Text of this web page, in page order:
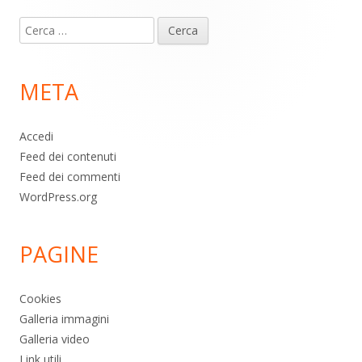
piè
pagina
Ricerca
per:
META
Accedi
Feed dei contenuti
Feed dei commenti
WordPress.org
PAGINE
Cookies
Galleria immagini
Galleria video